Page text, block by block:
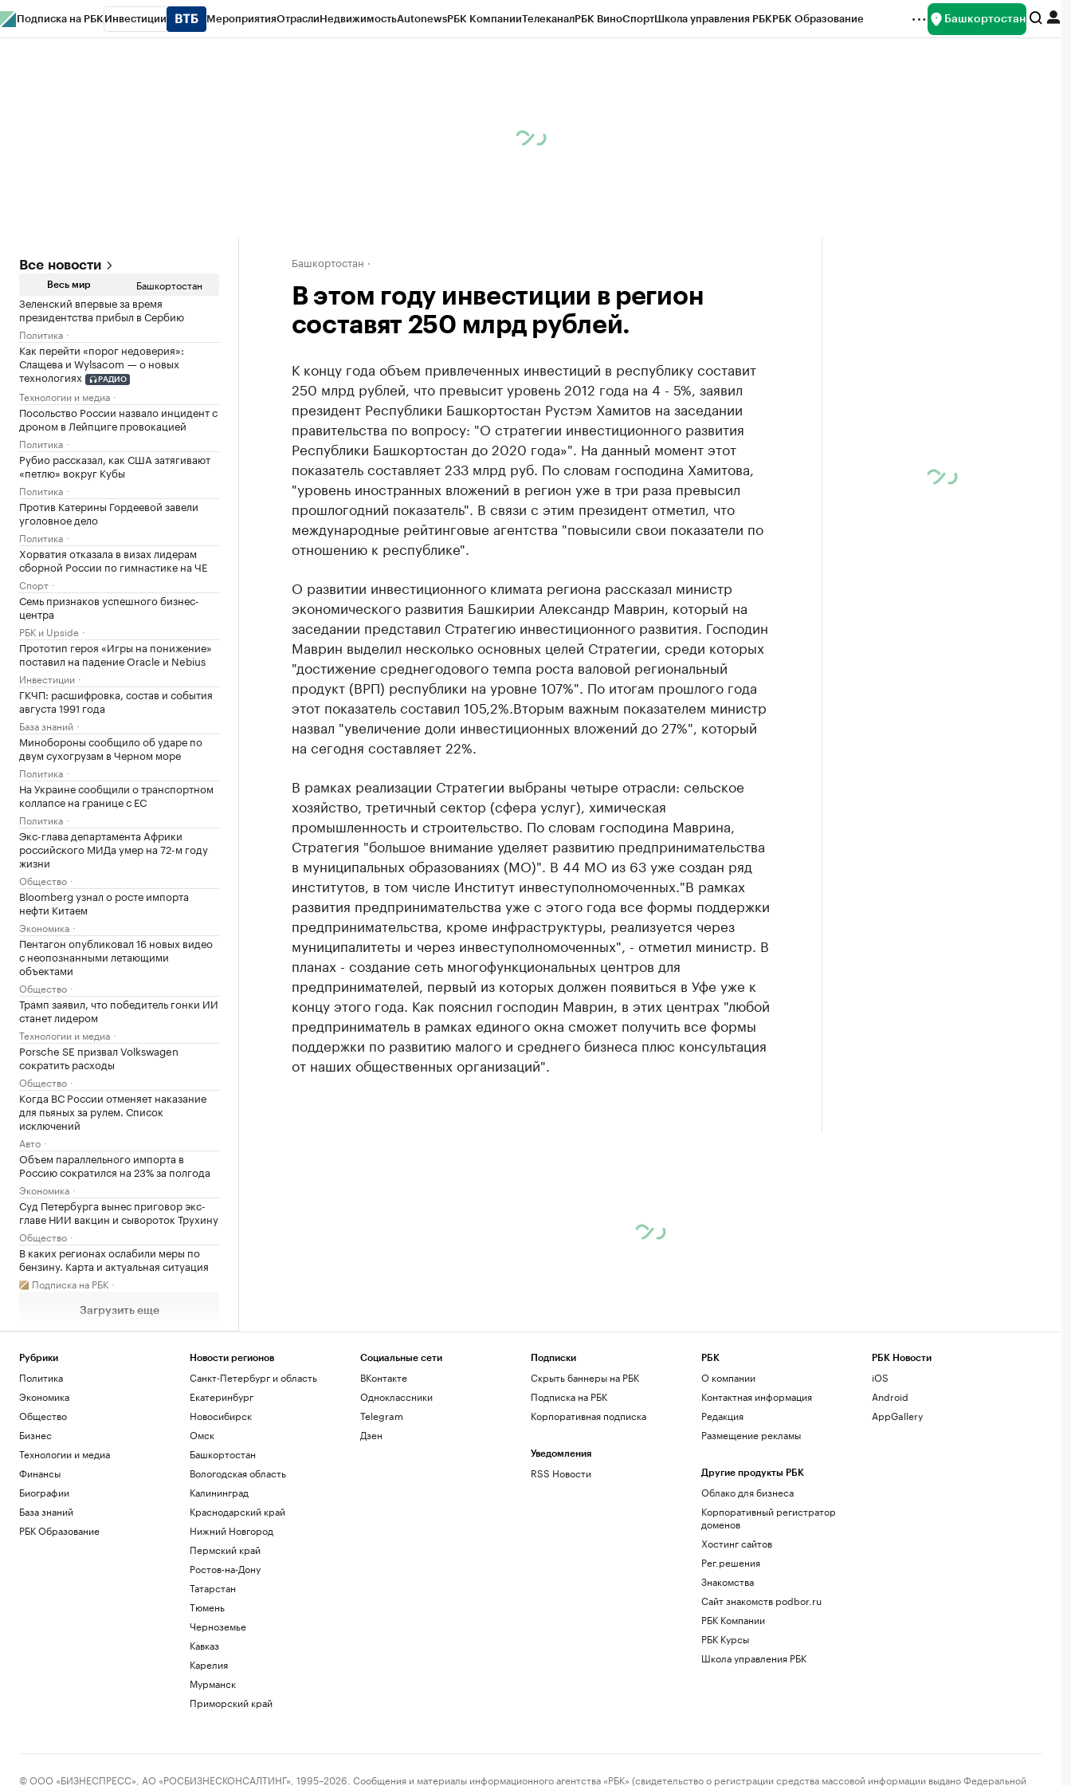
Подписка на РБК Инвестиции МероприятияОтраслиНедвижимостьAutonewsРБК КомпанииТелеканалРБК ВиноСпортШкола управления РБКРБК Образование Башкортостан
Все новости
Весь мир Башкортостан
Зеленский впервые за время
президентства прибыл в Сербию
Политика
Как перейти «порог недоверия»:
Слащева и Wylsacom — о новых
технологиях
РАДИО
Технологии и медиа
Посольство России назвало инцидент с
дроном в Лейпциге провокацией
Политика
Рубио рассказал, как США затягивают
«петлю» вокруг Кубы
Политика
Против Катерины Гордеевой завели
уголовное дело
Политика
Хорватия отказала в визах лидерам
сборной России по гимнастике на ЧЕ
Спорт
Семь признаков успешного бизнес-
центра
РБК и Upside
Прототип героя «Игры на понижение»
поставил на падение Oracle и Nebius
Инвестиции
ГКЧП: расшифровка, состав и события
августа 1991 года
База знаний
Минобороны сообщило об ударе по
двум сухогрузам в Черном море
Политика
На Украине сообщили о транспортном
коллапсе на границе с ЕС
Политика
Экс-глава департамента Африки
российского МИДа умер на 72-м году
жизни
Общество
Bloomberg узнал о росте импорта
нефти Китаем
Экономика
Пентагон опубликовал 16 новых видео
с неопознанными летающими
объектами
Общество
Трамп заявил, что победитель гонки ИИ
станет лидером
Технологии и медиа
Porsche SE призвал Volkswagen
сократить расходы
Общество
Когда ВС России отменяет наказание
для пьяных за рулем. Список
исключений
Авто
Объем параллельного импорта в
Россию сократился на 23% за полгода
Экономика
Суд Петербурга вынес приговор экс-
главе НИИ вакцин и сывороток Трухину
Общество
В каких регионах ослабили меры по
бензину. Карта и актуальная ситуация
Подписка на РБК
Загрузить еще
Башкортостан
В этом году инвестиции в регион
составят 250 млрд рублей.
К концу года объем привлеченных инвестиций в республику составит
250 млрд рублей, что превысит уровень 2012 года на 4 - 5%, заявил
президент Республики Башкортостан Рустэм Хамитов на заседании
правительства по вопросу: "О стратегии инвестиционного развития
Республики Башкортостан до 2020 года»". На данный момент этот
показатель составляет 233 млрд руб. По словам господина Хамитова,
"уровень иностранных вложений в регион уже в три раза превысил
прошлогодний показатель". В связи с этим президент отметил, что
международные рейтинговые агентства "повысили свои показатели по
отношению к республике".
О развитии инвестиционного климата региона рассказал министр
экономического развития Башкирии Александр Маврин, который на
заседании представил Стратегию инвестиционного развития. Господин
Маврин выделил несколько основных целей Стратегии, среди которых
"достижение среднегодового темпа роста валовой региональный
продукт (ВРП) республики на уровне 107%". По итогам прошлого года
этот показатель составил 105,2%.Вторым важным показателем министр
назвал "увеличение доли инвестиционных вложений до 27%", который
на сегодня составляет 22%.
В рамках реализации Стратегии выбраны четыре отрасли: сельское
хозяйство, третичный сектор (сфера услуг), химическая
промышленность и строительство. По словам господина Маврина,
Стратегия "большое внимание уделяет развитию предпринимательства
в муниципальных образованиях (МО)". В 44 МО из 63 уже создан ряд
институтов, в том числе Институт инвеступолномоченных."В рамках
развития предпринимательства уже с этого года все формы поддержки
предпринимательства, кроме инфраструктуры, реализуется через
муниципалитеты и через инвеступолномоченных", - отметил министр. В
планах - создание сеть многофункциональных центров для
предпринимателей, первый из которых должен появиться в Уфе уже к
концу этого года. Как пояснил господин Маврин, в этих центрах "любой
предприниматель в рамках единого окна сможет получить все формы
поддержки по развитию малого и среднего бизнеса плюс консультация
от наших общественных организаций".
Рубрики
Политика
Экономика
Общество
Бизнес
Технологии и медиа
Финансы
Биографии
База знаний
РБК Образование
Новости регионов
Санкт-Петербург и область
Екатеринбург
Новосибирск
Омск
Башкортостан
Вологодская область
Калининград
Краснодарский край
Нижний Новгород
Пермский край
Ростов-на-Дону
Татарстан
Тюмень
Черноземье
Кавказ
Карелия
Мурманск
Приморский край
Социальные сети
ВКонтакте
Одноклассники
Telegram
Дзен
Подписки
Скрыть баннеры на РБК
Подписка на РБК
Корпоративная подписка
Уведомления
RSS Новости
РБК
О компании
Контактная информация
Редакция
Размещение рекламы
Другие продукты РБК
Облако для бизнеса
Корпоративный регистратор
доменов
Хостинг сайтов
Рег.решения
Знакомства
Сайт знакомств podbor.ru
РБК Компании
РБК Курсы
Школа управления РБК
РБК Новости
iOS
Android
AppGallery
© ООО «БИЗНЕСПРЕСС», АО «РОСБИЗНЕСКОНСАЛТИНГ», 1995–2026. Сообщения и материалы информационного агентства «РБК» (свидетельство о регистрации средства массовой информации выдано Федеральной